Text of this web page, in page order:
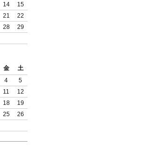
14
15
21
22
28
29
金
土
4
5
11
12
18
19
25
26